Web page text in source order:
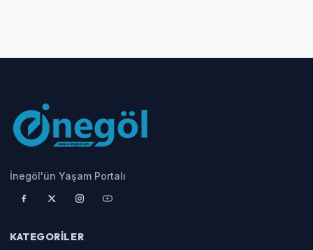
İnegöl'ün Yaşam Portalı
KATEGORILER